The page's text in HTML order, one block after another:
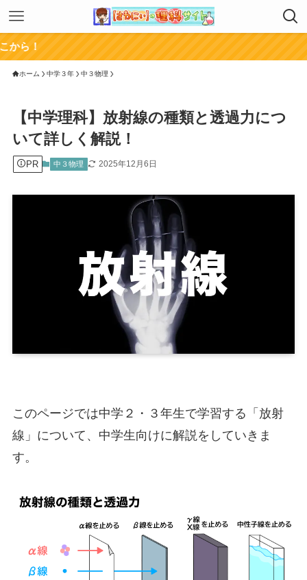
ホーム 中学３年 中３物理
【中学理科】放射線の種類と透過力につ
いて詳しく解説！
PR 中３物理 2025年12月6日
このページでは中学２・３年生で学習する「放射
線」について、中学生向けに解説をしていきま
す。